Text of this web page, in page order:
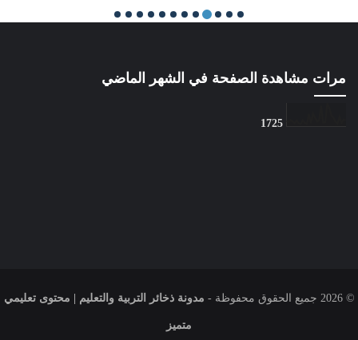
مرات مشاهدة الصفحة في الشهر الماضي
1 725
© 2026 جميع الحقوق محفوظة - مدونة ذخائر التربية والتعليم | محتوى تعليمي
متميز